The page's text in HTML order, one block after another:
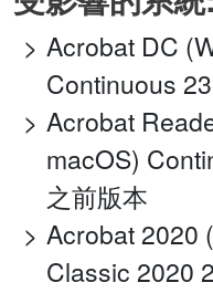
Acrobat DC
Continuous
Acrobat
macOS)
之前版本
Acrobat 2020
Classic 2020